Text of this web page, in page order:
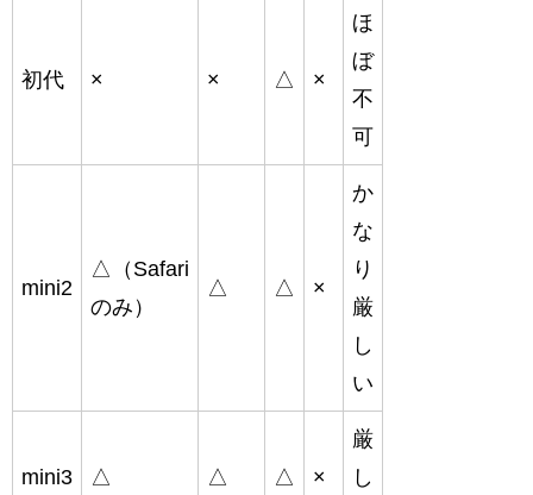
初代 × × △ ×
ほ
ぼ
不
可
mini2
△（Safari
のみ）
△ △ ×
か
な
り
厳
し
い
mini3 △ △ △ ×
厳
し